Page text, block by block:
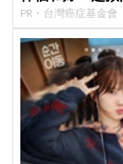
PR・台灣癌症基金會